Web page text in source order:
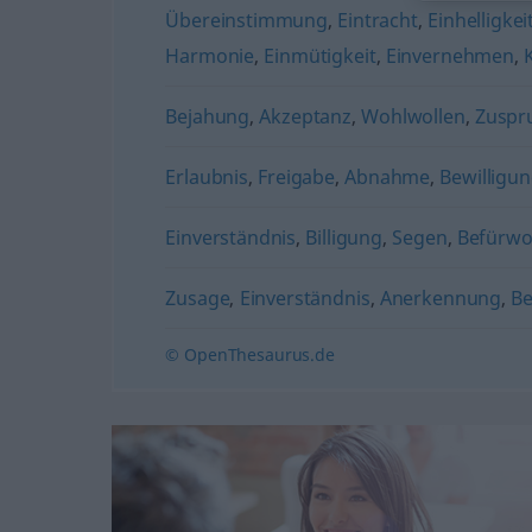
Übereinstimmung, Eintracht, Einhelligkeit
Harmonie, Einmütigkeit, Einvernehmen,
Bejahung,Akzeptanz,Wohlwollen,
Erlaubnis, Freigabe,Abnahme,
Einverständnis, Billigung, Segen,
Zusage, Einverständnis, Anerkennung,
© OpenThesaurus.de